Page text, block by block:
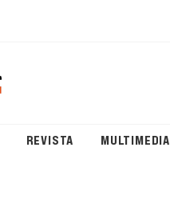
REVISTA MULTIMEDIA